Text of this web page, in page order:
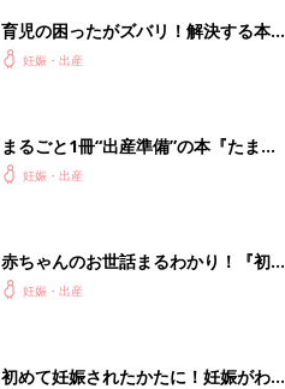
育児の困ったがズバリ！解決する本
『ひよこクラブ 秋号』 4カ月～2才
妊娠・出産
まるごと1冊“出産準備”の本『たまご
クラブ 夏号』〈スペシャル大特集〉
妊娠・出産
赤ちゃんのお世話まるわかり！『初め
てのひよこクラブ 夏号』〈巻頭大特
解決テク
妊娠・出産
初めて妊娠されたかたに！妊娠がわか